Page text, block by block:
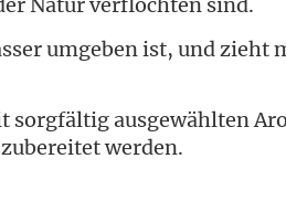
Natur verflochten sind.
umgeben ist, und zieht
sorgfältig ausgewählten
werden.